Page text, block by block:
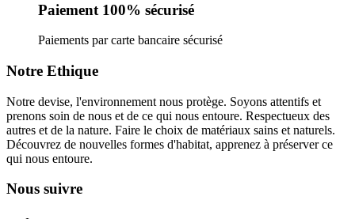
Paiement 100% sécurisé
Paiements par carte bancaire sécurisé
Notre Ethique
Notre devise, l'environnement nous protège. Soyons attentifs et
prenons soin de nous et de ce qui nous entoure. Respectueux des
autres et de la nature. Faire le choix de matériaux sains et naturels.
Découvrez de nouvelles formes d'habitat, apprenez à préserver ce
qui nous entoure.
Nous suivre